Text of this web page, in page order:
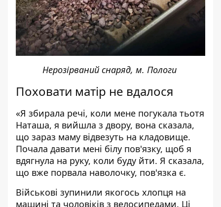
Нерозірваний снаряд, м. Пологи
Поховати матір не вдалося
«Я збирала речі, коли мене погукала тьотя
Наташа, я вийшла з двору, вона сказала,
що зараз маму відвезуть на кладовище.
Почала давати мені білу пов'язку, щоб я
вдягнула на руку, коли буду йти. Я сказала,
що вже порвала наволочку, пов'язка є.
Військові зупинили якогось хлопця на
машині та чоловіків з велосипедами. Ці